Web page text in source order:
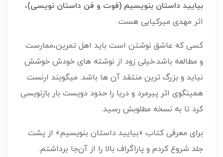
بیایید داستان بنویسیم (فوت و فن داستان نویسی)،
اثر مهدی میرکیایی هست.
کسی که عاشق نوشتن است باید اهل تمرین،ممارست
و مطالعه باشد.خیلی زود از نوشته های خودش خوشش
نیاید و بزرگ ترین منتقد آن ها باشد. میگویند ارنست
همینگوی اثر پیرمرد و دریا را حدود دویست بار بازنویسی
کرد تا به نسخه مطلوبش رسید.
برای معرفی کتاب «بیایید داستان بنویسیم» از پشت
جلد شروع کردم و پاراگراف بالا را از آن‌جا برداشتم.